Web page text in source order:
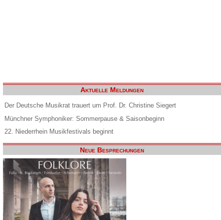
Aktuelle Meldungen
Der Deutsche Musikrat trauert um Prof. Dr. Christine Siegert
Münchner Symphoniker: Sommerpause & Saisonbeginn
22. Niederrhein Musikfestivals beginnt
Neue Besprechungen